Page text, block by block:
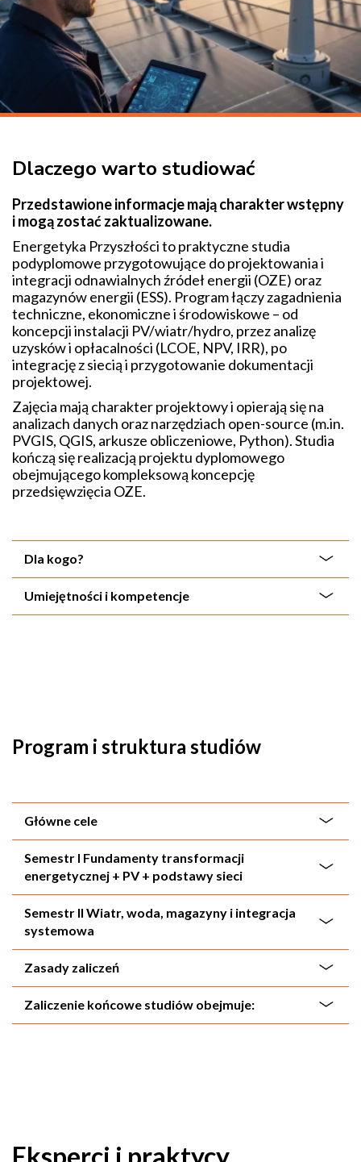
Dlaczego warto studiować
Przedstawione informacje mają charakter wstępny
i mogą zostać zaktualizowane.
Energetyka Przyszłości to praktyczne studia
podyplomowe przygotowujące do projektowania i
integracji odnawialnych źródeł energii (OZE) oraz
magazynów energii (ESS). Program łączy zagadnienia
techniczne, ekonomiczne i środowiskowe – od
koncepcji instalacji PV/wiatr/hydro, przez analizę
uzysków i opłacalności (LCOE, NPV, IRR), po
integrację z siecią i przygotowanie dokumentacji
projektowej.
Zajęcia mają charakter projektowy i opierają się na
analizach danych oraz narzędziach open-source (m.in.
PVGIS, QGIS, arkusze obliczeniowe, Python). Studia
kończą się realizacją projektu dyplomowego
obejmującego kompleksową koncepcję
przedsięwzięcia OZE.
Dla kogo?
Umiejętności i kompetencje
Program i struktura studiów
Główne cele
Semestr I Fundamenty transformacji
energetycznej + PV + podstawy sieci
Semestr II Wiatr, woda, magazyny i integracja
systemowa
Zasady zaliczeń
Zaliczenie końcowe studiów obejmuje: